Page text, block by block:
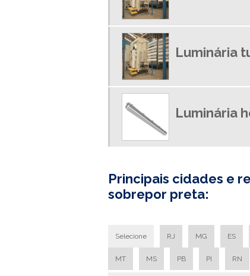
Luminária
Luminária
Principais cidades e
sobrepor preta:
Selecione RJ MG ES
MT MS PB PI RN